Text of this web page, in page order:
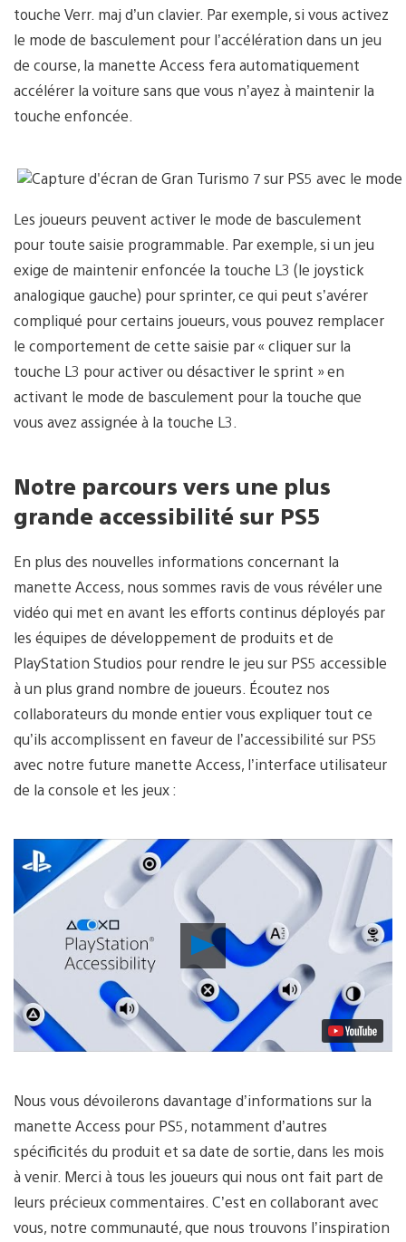
touche Verr. maj d’un clavier. Par exemple, si vous activez
le mode de basculement pour l’accélération dans un jeu
de course, la manette Access fera automatiquement
accélérer la voiture sans que vous n’ayez à maintenir la
touche enfoncée.
Les joueurs peuvent activer le mode de basculement
pour toute saisie programmable. Par exemple, si un jeu
exige de maintenir enfoncée la touche L3 (le joystick
analogique gauche) pour sprinter, ce qui peut s’avérer
compliqué pour certains joueurs, vous pouvez remplacer
le comportement de cette saisie par « cliquer sur la
touche L3 pour activer ou désactiver le sprint » en
activant le mode de basculement pour la touche que
vous avez assignée à la touche L3.
Notre parcours vers une plus
grande accessibilité sur PS5
En plus des nouvelles informations concernant la
manette Access, nous sommes ravis de vous révéler une
vidéo qui met en avant les efforts continus déployés par
les équipes de développement de produits et de
PlayStation Studios pour rendre le jeu sur PS5 accessible
à un plus grand nombre de joueurs. Écoutez nos
collaborateurs du monde entier vous expliquer tout ce
qu’ils accomplissent en faveur de l’accessibilité sur PS5
avec notre future manette Access, l’interface utilisateur
de la console et les jeux :
Lancer
la
vidéo
Nous vous dévoilerons davantage d’informations sur la
manette Access pour PS5, notamment d’autres
spécificités du produit et sa date de sortie, dans les mois
à venir. Merci à tous les joueurs qui nous ont fait part de
leurs précieux commentaires. C’est en collaborant avec
vous, notre communauté, que nous trouvons l’inspiration